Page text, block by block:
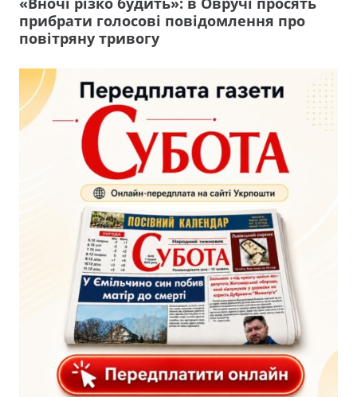
прибрати голосові повідомлення про
повітряну тривогу